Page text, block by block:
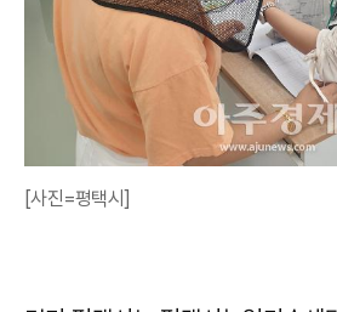
[사진=평택시]